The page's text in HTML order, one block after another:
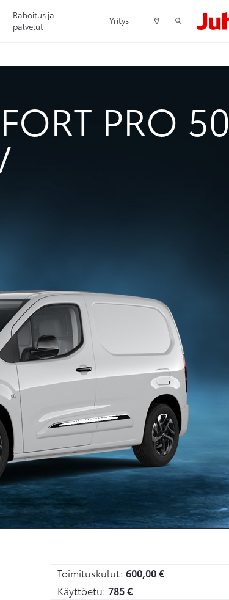
Rahoitus ja
palvelut
Yritys
PRO 50
Toimituskulut: 600,00€
Käyttöetu: 785€